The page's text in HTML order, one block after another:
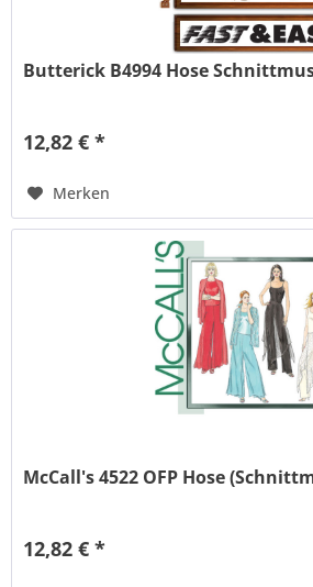
Butterick B4994 Hose
12,82 € *
Merken
McCall's 4522 OFP Hose
12,82 € *